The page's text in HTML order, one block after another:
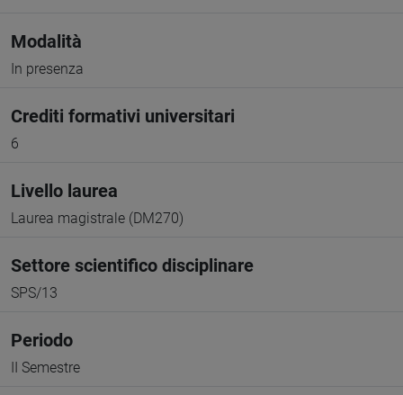
Modalità
In presenza
Crediti formativi universitari
6
Livello laurea
Laurea magistrale (DM270)
Settore scientifico disciplinare
SPS/13
Periodo
II Semestre